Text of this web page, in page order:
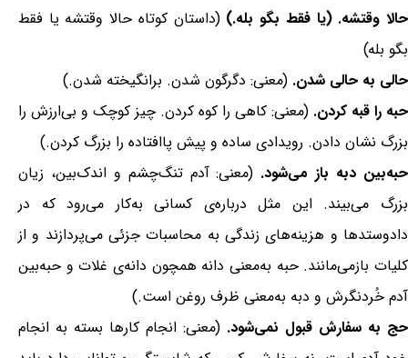
حالا وقتشه. (یا فقط بگو بله.) (داستان کوتاه حالا وقتشه یا فقط
بگو بله)
حالی به حالی شدن. (معنی: دگرگون شدن. برانگیخته شدن.)
حبه را قبه کردن. (معنی: کاهی را کوه کردن. چیز کوچک و بی‌ارزش را
بزرگ نشان دادن. رویدادی ساده و پیش پاافتاده را بزرگ کردن.)
حبه‌بین دبه باز می‌شود. (معنی: آدم تنگ‌چشم و اندک‌بین، زیان
بزرگ می‌بیند. این مثل درباره‌ی کسانی به‌کار می‌رود که در
دادوستدها و هزینه‌های زندگی به محاسبات جزئی می‌پردازند و از
کلیات بازمی‌مانند. حبه به‌معنی دانه همچون دانه‌ی غلات و حبه‌بین
آدم خُردنگرش و دبه به‌معنی ظرف روغن است.)
حج به سفارش قبول نمی‌شود. (معنی: انجام کارها بسته به انجام